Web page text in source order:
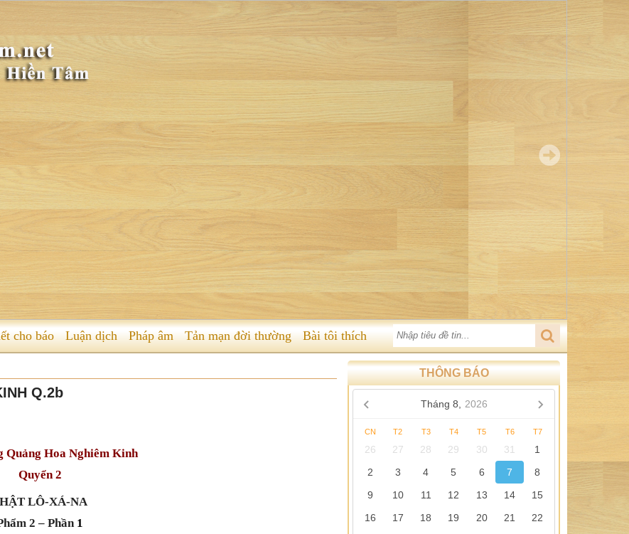
cho báo Luận dịch Pháp âm Tản mạn đời thường Bài tôi thích
Q.2b
Quảng Hoa Nghiêm Kinh
Quyển 2
LÔ-XÁ-NA
2 – Phần1
THÔNG BÁO
Tháng 8, 2026
CN T2 T3 T4 T5 T6 T7
26 27 28 29 30 31
1
2
3 4 5 6 7
8
9
10 11 12 13 14
15
16
17 18 19 20 21
22